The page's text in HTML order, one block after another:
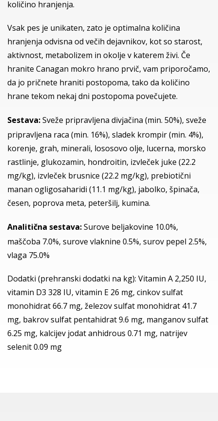
količino hranjenja.
Vsak pes je unikaten, zato je optimalna količina
hranjenja odvisna od večih dejavnikov, kot so starost,
aktivnost, metabolizem in okolje v katerem živi. Če
hranite Canagan mokro hrano prvič, vam priporočamo,
da jo pričnete hraniti postopoma, tako da količino
hrane tekom nekaj dni postopoma povečujete.
Sestava:Sveže pripravljena divjačina (min. 50%), sveže
pripravljena raca (min. 16%), sladek krompir (min. 4%),
korenje, grah, minerali, lososovo olje, lucerna, morsko
rastlinje, glukozamin, hondroitin, izvleček juke (22.2
mg/kg), izvleček brusnice (22.2 mg/kg), prebiotični
manan ogligosaharidi (11.1 mg/kg), jabolko, špinača,
česen, poprova meta, peteršilj, kumina.
Analitična sestava:Surove beljakovine 10.0%,
maščoba 7.0%, surove vlaknine 0.5%, surov pepel 2.5%,
vlaga 75.0%
Dodatki (prehranski dodatki na kg): Vitamin A 2,250 IU,
vitamin D3 328 IU, vitamin E 26 mg, cinkov sulfat
monohidrat 66.7 mg, železov sulfat monohidrat 41.7
mg, bakrov sulfat pentahidrat 9.6 mg, manganov sulfat
6.25 mg, kalcijev jodat anhidrous 0.71 mg, natrijev
selenit 0.09 mg